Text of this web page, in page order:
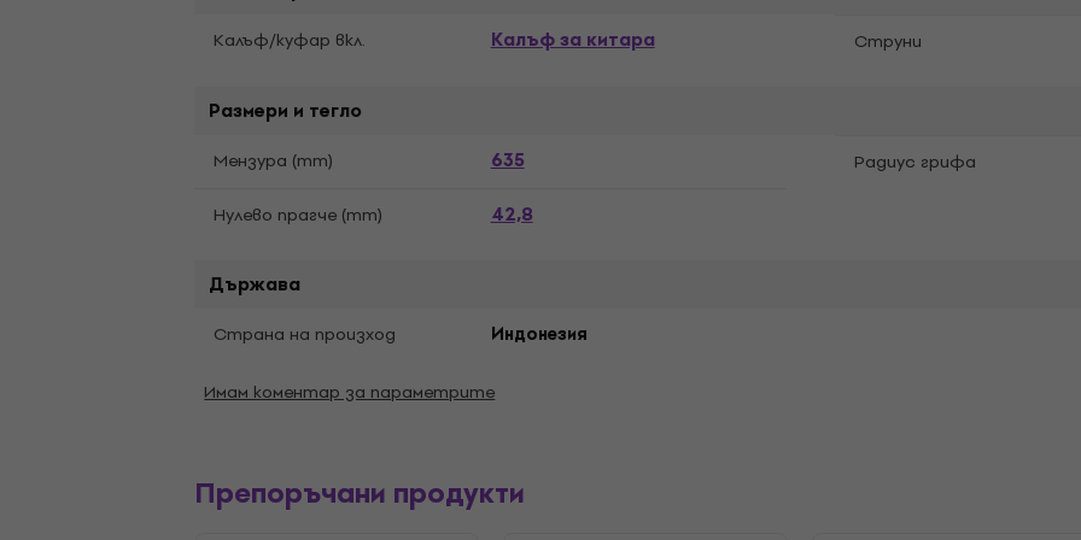
Калъф/kуфар вкл. Калъф за китара Струни
Размери и тегло
Мензура (mm) 635 Pадиус грифа
Нулево прагче (mm) 42,8
Държава
Страна на произход Индонезия
Имам коментар за параметрите
Препоръчани продукти